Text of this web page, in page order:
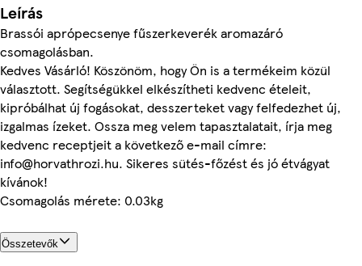
Leírás
Brassói aprópecsenye fűszerkeverék aromazáró
csomagolásban.
Kedves Vásárló! Köszönöm, hogy Ön is a termékeim közül
választott. Segítségükkel elkészítheti kedvenc ételeit,
kipróbálhat új fogásokat, desszerteket vagy felfedezhet új,
izgalmas ízeket. Ossza meg velem tapasztalatait, írja meg
kedvenc receptjeit a következő e-mail címre:
info@horvathrozi.hu. Sikeres sütés-főzést és jó étvágyat
kívánok!
Csomagolás mérete: 0.03kg
Összetevők